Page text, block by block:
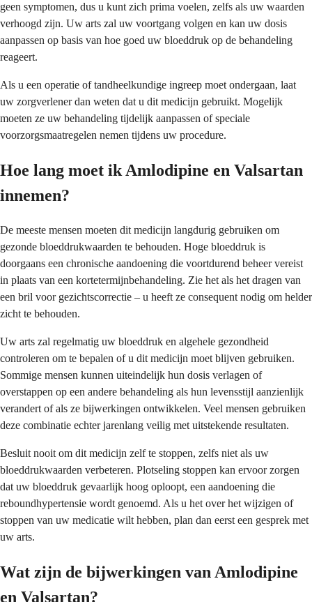
geen symptomen, dus u kunt zich prima voelen, zelfs als uw waarden
verhoogd zijn. Uw arts zal uw voortgang volgen en kan uw dosis
aanpassen op basis van hoe goed uw bloeddruk op de behandeling
reageert.
Als u een operatie of tandheelkundige ingreep moet ondergaan, laat
uw zorgverlener dan weten dat u dit medicijn gebruikt. Mogelijk
moeten ze uw behandeling tijdelijk aanpassen of speciale
voorzorgsmaatregelen nemen tijdens uw procedure.
Hoe lang moet ik Amlodipine en Valsartan
innemen?
De meeste mensen moeten dit medicijn langdurig gebruiken om
gezonde bloeddrukwaarden te behouden. Hoge bloeddruk is
doorgaans een chronische aandoening die voortdurend beheer vereist
in plaats van een kortetermijnbehandeling. Zie het als het dragen van
een bril voor gezichtscorrectie – u heeft ze consequent nodig om helder
zicht te behouden.
Uw arts zal regelmatig uw bloeddruk en algehele gezondheid
controleren om te bepalen of u dit medicijn moet blijven gebruiken.
Sommige mensen kunnen uiteindelijk hun dosis verlagen of
overstappen op een andere behandeling als hun levensstijl aanzienlijk
verandert of als ze bijwerkingen ontwikkelen. Veel mensen gebruiken
deze combinatie echter jarenlang veilig met uitstekende resultaten.
Besluit nooit om dit medicijn zelf te stoppen, zelfs niet als uw
bloeddrukwaarden verbeteren. Plotseling stoppen kan ervoor zorgen
dat uw bloeddruk gevaarlijk hoog oploopt, een aandoening die
reboundhypertensie wordt genoemd. Als u het over het wijzigen of
stoppen van uw medicatie wilt hebben, plan dan eerst een gesprek met
uw arts.
Wat zijn de bijwerkingen van Amlodipine
en Valsartan?